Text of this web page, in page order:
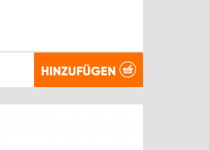
HINZUFÜGEN